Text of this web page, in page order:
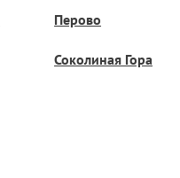
Перово
Соколиная Гора